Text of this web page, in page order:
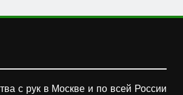
с рук в Москве и по всей России